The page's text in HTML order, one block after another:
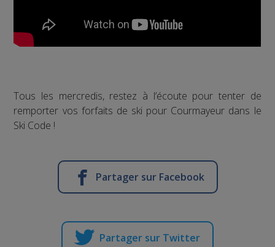
Tous les mercredis, restez à l’écoute pour tenter de
remporter vos forfaits de ski pour Courmayeur dans le
Ski Code !
Partager sur Facebook
Partager sur Twitter